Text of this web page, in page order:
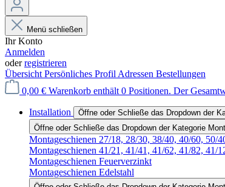
Menü schließen
Ihr Konto
Anmelden
oderregistrieren
Übersicht Persönliches Profil Adressen Bestellungen
0,00 € Warenkorb enthält 0 Positionen. Der
Installation
Öffne oder Schließe das Dropdown der
Öffne oder Schließe das Dropdown der Kategorie
Montageschienen 27/18, 28/30, 38/40, 40/60, 50/
Montageschienen 41/21, 41/41, 41/62, 41/82, 41/
Montageschienen Feuerverzinkt
Montageschienen Edelstahl